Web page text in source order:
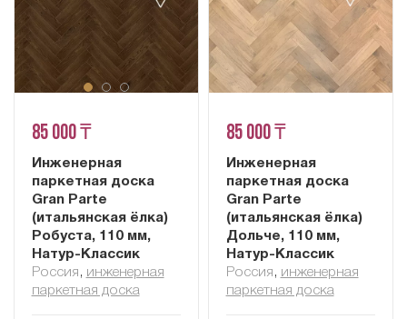
85 000 ₸
Инженерная
паркетная доска
Gran Parte
(итальянская ёлка)
Робуста, 110 мм,
Натур-Классик
Россия , инженерная
паркетная доска
85 000 ₸
Инженерная
паркетная доска
Gran Parte
(итальянская ёлка)
Дольче, 110 мм,
Натур-Классик
Россия , инженерная
паркетная доска